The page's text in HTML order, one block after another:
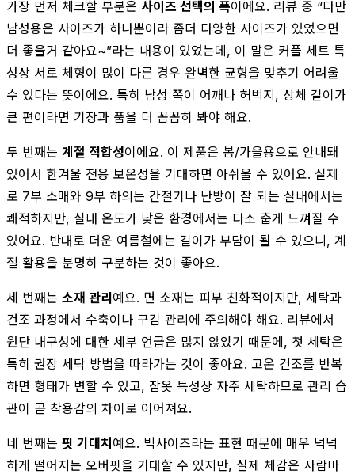
가장 먼저 체크할 부분은 사이즈 선택의 폭이에요. 리뷰 중 “다만
남성용은 사이즈가 하나뿐이라 좀더 다양한 사이즈가 있었으면
더 좋을거 같아요~”라는 내용이 있었는데, 이 말은 커플 세트 특
성상 서로 체형이 많이 다른 경우 완벽한 균형을 맞추기 어려울
수 있다는 뜻이에요. 특히 남성 쪽이 어깨나 허벅지, 상체 길이가
큰 편이라면 기장과 품을 더 꼼꼼히 봐야 해요.
두 번째는 계절 적합성이에요. 이 제품은 봄/가을용으로 안내돼
있어서 한겨울 전용 보온성을 기대하면 아쉬울 수 있어요. 실제
로 7부 소매와 9부 하의는 간절기나 난방이 잘 되는 실내에서는
쾌적하지만, 실내 온도가 낮은 환경에서는 다소 춥게 느껴질 수
있어요. 반대로 더운 여름철에는 길이가 부담이 될 수 있으니, 계
절 활용을 분명히 구분하는 것이 좋아요.
세 번째는 소재 관리예요. 면 소재는 피부 친화적이지만, 세탁과
건조 과정에서 수축이나 구김 관리에 주의해야 해요. 리뷰에서
원단 내구성에 대한 세부 언급은 많지 않았기 때문에, 첫 세탁은
특히 권장 세탁 방법을 따라가는 것이 좋아요. 고온 건조를 반복
하면 형태가 변할 수 있고, 잠옷 특성상 자주 세탁하므로 관리 습
관이 곧 착용감의 차이로 이어져요.
네 번째는 핏 기대치예요. 빅사이즈라는 표현 때문에 매우 넉넉
하게 떨어지는 오버핏을 기대할 수 있지만, 실제 체감은 사람마